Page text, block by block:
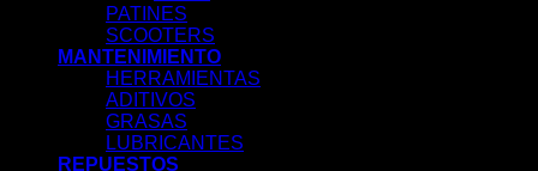
PATINES
SCOOTERS
MANTENIMIENTO
HERRAMIENTAS
ADITIVOS
GRASAS
LUBRICANTES
REPUESTOS